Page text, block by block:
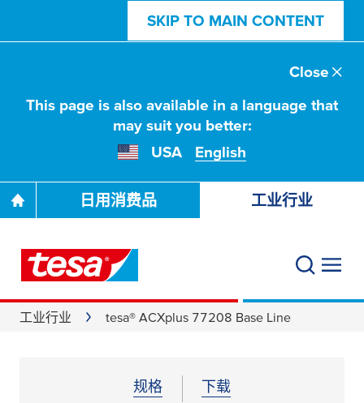
SKIP TO MAIN CONTENT
This page is also available in a language that
may suit you better:
USA
English
Close
日用消费品 工业行业
工业行业 tesa® ACXplus 77208 Base Line
规格 下载